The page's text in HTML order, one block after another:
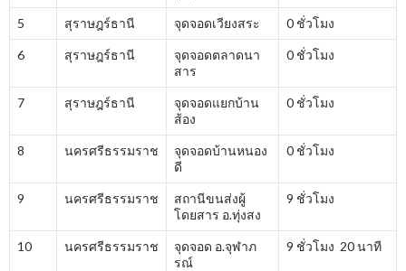
5 สุราษฎร์ธานี จุดจอดเวียงสระ 0 ชั่วโมง
6 สุราษฎร์ธานี
จุดจอดตลาดนา
สาร
0 ชั่วโมง
7 สุราษฎร์ธานี
จุดจอดแยกบ้าน
ส้อง
0 ชั่วโมง
8 นครศรีธรรมราช
จุดจอดบ้านหนอง
ดี
0 ชั่วโมง
9 นครศรีธรรมราช
สถานีขนส่งผู้
โดยสาร อ.ทุ่งสง
9 ชั่วโมง
10 นครศรีธรรมราช
จุดจอด อ.จุฬาภ
รณ์
9 ชั่วโมง 20 นาที